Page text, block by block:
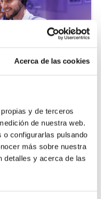
Acerca de las cookies
y de terceros
de nuestra web.
configurarlas pulsando
más sobre nuestra
detalles y acerca de las
para medir